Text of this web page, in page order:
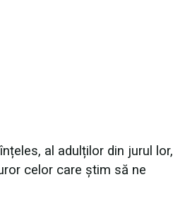
al adulților din jurul lor,
celor care știm să ne